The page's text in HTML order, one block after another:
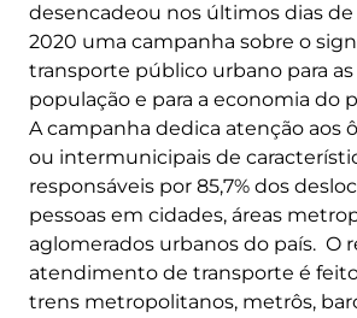
desencadeou nos últimos dias
2020 uma campanha sobre o
transporte público urbano para as
população e para a economia do
A campanha dedica atenção aos
ou intermunicipais de
responsáveis por 85,7% dos
pessoas em cidades, áreas
aglomerados urbanos do país. O
atendimento de transporte é
trens metropolitanos, metrôs,